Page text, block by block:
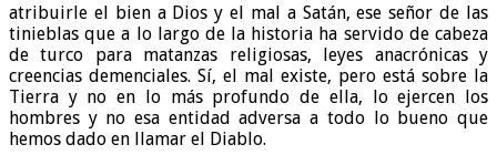
atribuirle el bien a Dios y el mal a Satán, ese señor de las
tinieblas que a lo largo de la historia ha servido de cabeza
de turco para matanzas religiosas, leyes anacrónicas y
creencias demenciales. Sí, el mal existe, pero está sobre la
Tierra y no en lo más profundo de ella, lo ejercen los
hombres y no esa entidad adversa a todo lo bueno que
hemos dado en llamar el Diablo.